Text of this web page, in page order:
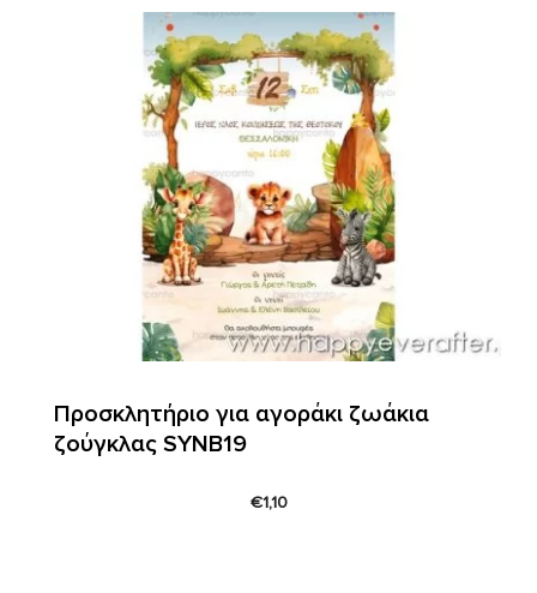
Προσκλητήριο για αγοράκι ζωάκια
ζούγκλας SYNΒ19
€1,10